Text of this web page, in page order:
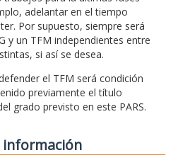
adelantar en el tiempo
Por supuesto, siempre será
y un TFM independientes entre
si así se desea.
el TFM será condición
previamente el título
grado previsto en este PARS.
información